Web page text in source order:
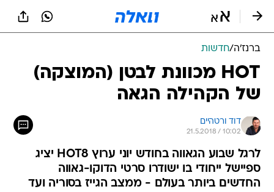
ברנז'ה/חדשות
HOT מכוונת לבטן (המוצקה)
של הקהילה הגאה
דוד ורטהיים
21.5.2018 / 10:02
לרגל שבוע הגאווה בחודש יוני ערוץ HOT8 יציג
ספיישל ייחודי בו ישודרו סרטי הדוקו-גאווה
החדשים ביותר בעולם - ממצב הגייז בסוריה ועד